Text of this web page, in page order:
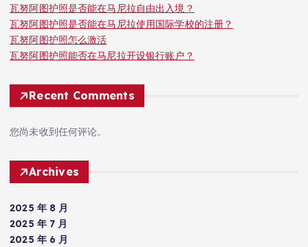
瓦努阿图护照是否能在马尼拉自由出入境？
瓦努阿图护照是否能在马尼拉使用国际学校的注册？
瓦努阿图护照怎么激活
瓦努阿图护照能否在马尼拉开设银行账户？
Recent Comments
您尚未收到任何评论。
Archives
2025 年 8 月
2025 年 7 月
2025 年 6 月